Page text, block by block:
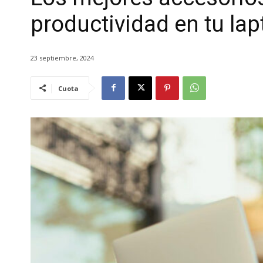
productividad en tu
23 septiembre, 2024
Cuota